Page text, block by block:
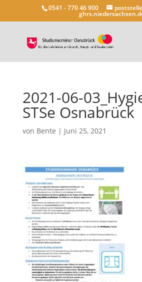
0541 - 770 46 900
2021-06-
STSe Osnabrück
von Bente | Juni 25, 2021